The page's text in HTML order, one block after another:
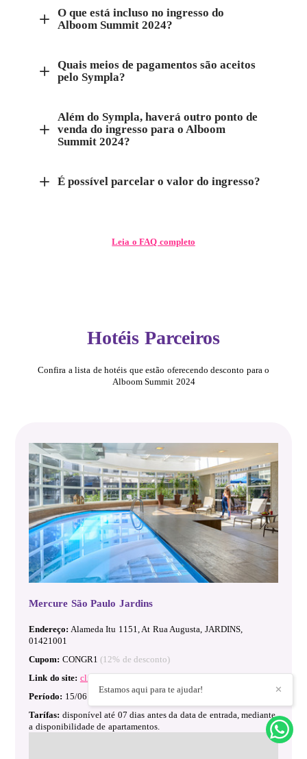
O que está incluso no ingresso do
Alboom Summit 2024?
Quais meios de pagamentos são aceitos
pelo Sympla?
Além do Sympla, haverá outro ponto de
venda do ingresso para o Alboom
Summit 2024?
É possível parcelar o valor do ingresso?
Leia o FAQ completo
Hotéis Parceiros
Confira a lista de hotéis que estão oferecendo desconto para o
Alboom Summit 2024
Mercure São Paulo Jardins
Endereço: Alameda Itu 1151, At Rua Augusta, JARDINS,
01421001
Cupom: CONGR1(12% de desconto)
Link do site: clique aqui para acessar o site
Período: 15/06 a 18/06/2024
Tarífas: disponível até 07 dias antes da data de entrada, mediante
a disponibilidade de apartamentos.
✕
Estamos aqui para te ajudar!